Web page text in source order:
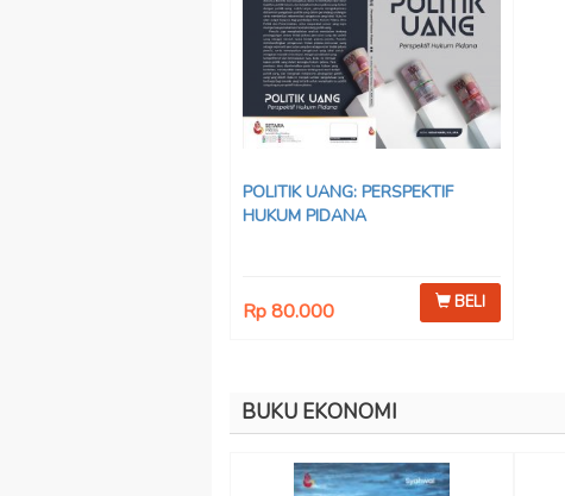
POLITIK UANG: PERSPEKTIF
HUKUM PIDANA
Rp 80.000 BELI
BUKU EKONOMI